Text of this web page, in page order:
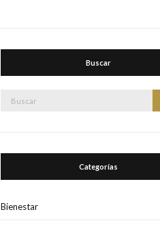
Buscar
Categorías
Bienestar